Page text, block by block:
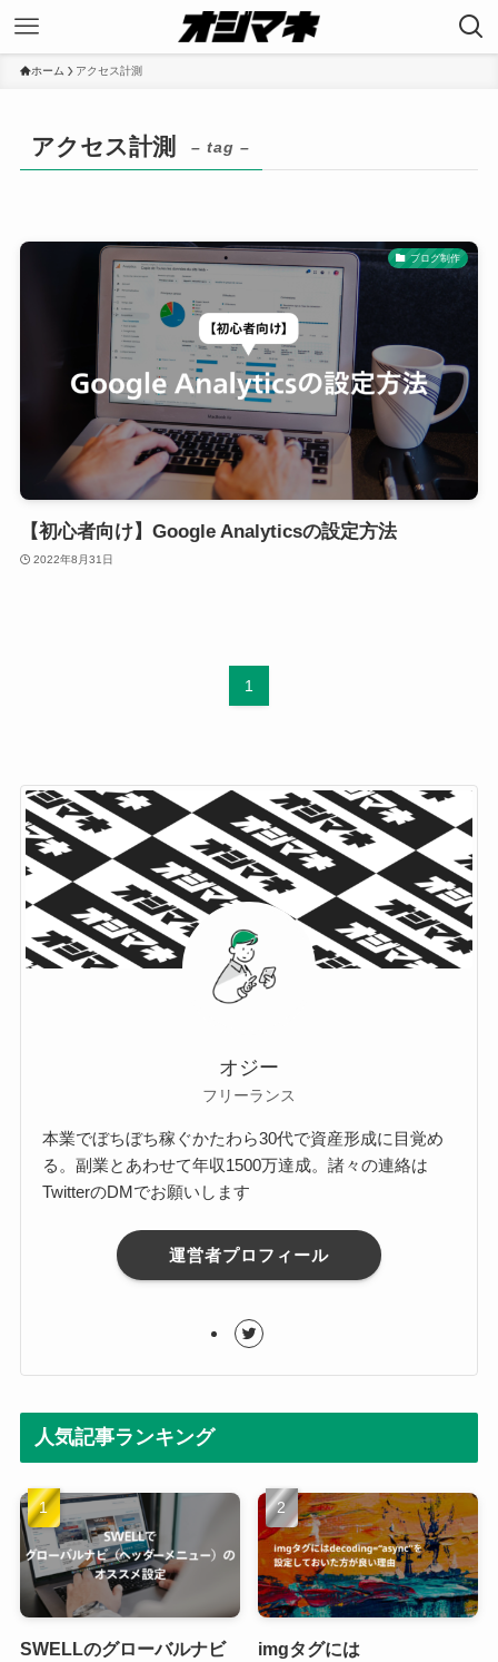
ホーム アクセス計測
アクセス計測 – tag –
ブログ制作
【初心者向け】Google Analyticsの設定方法
2022年8月31日
1
オジー
フリーランス
本業でぼちぼち稼ぐかたわら30代で資産形成に目覚め
る。副業とあわせて年収1500万達成。諸々の連絡は
TwitterのDMでお願いします
運営者プロフィール
人気記事ランキング
SWELLのグローバルナビ
imgタグには